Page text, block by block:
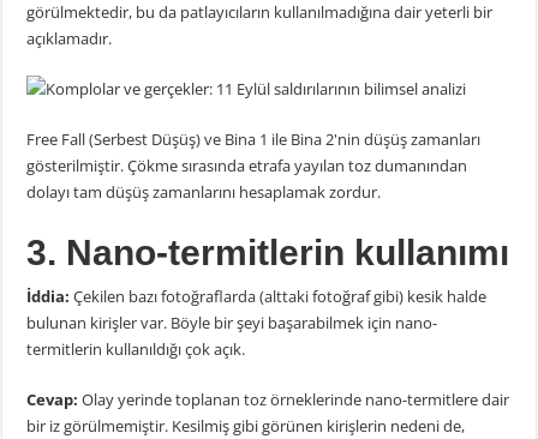
görülmektedir, bu da patlayıcıların kullanılmadığına dair yeterli bir
açıklamadır.
Free Fall (Serbest Düşüş) ve Bina 1 ile Bina 2'nin düşüş zamanları
gösterilmiştir. Çökme sırasında etrafa yayılan toz dumanından
dolayı tam düşüş zamanlarını hesaplamak zordur.
3. Nano-termitlerin kullanımı
İddia: Çekilen bazı fotoğraflarda (alttaki fotoğraf gibi) kesik halde
bulunan kirişler var. Böyle bir şeyi başarabilmek için nano-
termitlerin kullanıldığı çok açık.
Cevap: Olay yerinde toplanan toz örneklerinde nano-termitlere dair
bir iz görülmemiştir. Kesilmiş gibi görünen kirişlerin nedeni de,